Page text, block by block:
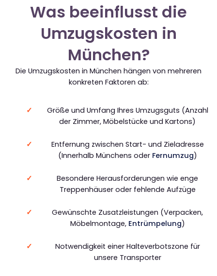
Was beeinflusst die
Umzugskosten in
München?
Die Umzugskosten in München hängen von mehreren
konkreten Faktoren ab:
Größe und Umfang Ihres Umzugsguts (Anzahl
der Zimmer, Möbelstücke und Kartons)
Entfernung zwischen Start- und Zieladresse
(Innerhalb Münchens oder Fernumzug)
Besondere Herausforderungen wie enge
Treppenhäuser oder fehlende Aufzüge
Gewünschte Zusatzleistungen (Verpacken,
Möbelmontage, Entrümpelung)
Notwendigkeit einer Halteverbotszone für
unsere Transporter